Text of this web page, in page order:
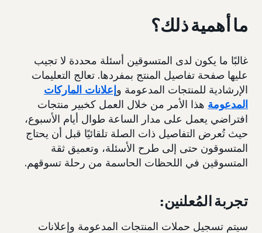
ما أهمية ذلك؟
غالبًا ما يكون لدى المتسوقين أسئلة محددة لا تجيب
عليها صفحة تفاصيل المنتج بمفردها. تعالج التعليمات
الإرشادية للمنتجات المدعومة وإعلانات الماركات
المدعومة هذا الأمر من خلال العمل كخبير منتجات
افتراضي يعمل على مدار الساعة طوال أيام الأسبوع،
حيث تُعرض التفاصيل ذات الصلة تلقائيًا قبل أن يحتاج
المتسوقون حتى إلى طرح الأسئلة، وتعميق ثقة
المتسوقين في اللحظات الحاسمة من رحلة تسوقهم.
تجربة المُعلنين:
سيتم تسجيل حملات المنتجات المدعومة وإعلانات